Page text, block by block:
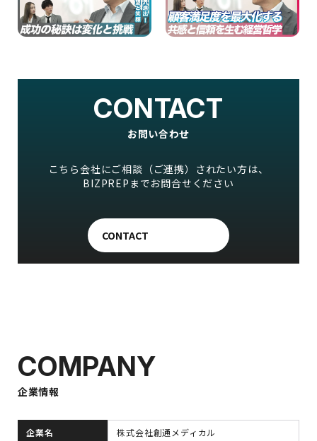
CONTACT
お問い合わせ
こちら会社にご相談（ご連携）されたい方は、
BIZPREPまでお問合せください
CONTACT
COMPANY
企業情報
企業名
株式会社創通メディカル